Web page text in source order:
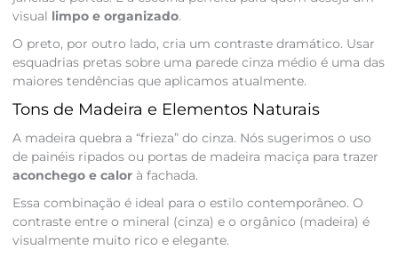
visual limpo e organizado.
O preto, por outro lado, cria um contraste dramático. Usar
esquadrias pretas sobre uma parede cinza médio é uma das
maiores tendências que aplicamos atualmente.
Tons de Madeira e Elementos Naturais
A madeira quebra a “frieza” do cinza. Nós sugerimos o uso
de painéis ripados ou portas de madeira maciça para trazer
aconchego e calorà fachada.
Essa combinação é ideal para o estilo contemporâneo. O
contraste entre o mineral (cinza) e o orgânico (madeira) é
visualmente muito rico e elegante.